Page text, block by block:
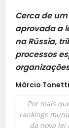
Cerca de
aprovada a
na Rússia,
processos
Márcio Tonetti
Por mais
rankings
da nova lei